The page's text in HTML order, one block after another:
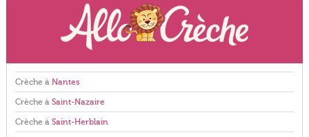
Crèche à Nantes
Crèche à Saint-Nazaire
Crèche à Saint-Herblain